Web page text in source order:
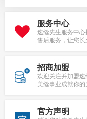
还一地鸡毛！其实你不
要一个靠谱的“缝隙管
美缝，专业团队为您全
服务中心
速缝先生服务中
售后服务，让您长
招商加盟
欢迎关注并加盟速
美缝事业成就你的
官方声明